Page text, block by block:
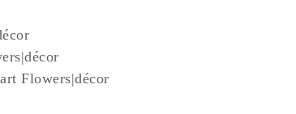
Flowers|décor